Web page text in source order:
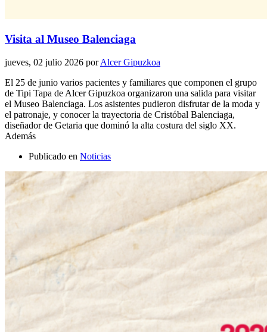
Visita al Museo Balenciaga
jueves, 02 julio 2026 porAlcer Gipuzkoa
El 25 de junio varios pacientes y familiares que componen el grupo
de Tipi Tapa de Alcer Gipuzkoa organizaron una salida para visitar
el Museo Balenciaga. Los asistentes pudieron disfrutar de la moda y
el patronaje, y conocer la trayectoria de Cristóbal Balenciaga,
diseñador de Getaria que dominó la alta costura del siglo XX.
Además
Publicado en Noticias